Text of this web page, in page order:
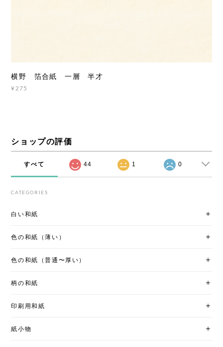
横野 箔合紙 一層 半才
¥275
ショップの評価
すべて 44 1 0
CATEGORIES
白い和紙
色の和紙（薄い）
色の和紙（普通〜厚い）
柄の和紙
印刷用和紙
紙小物